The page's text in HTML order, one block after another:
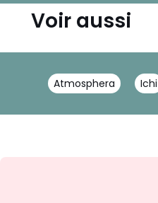
Voir aussi
Atmosphera Ichi